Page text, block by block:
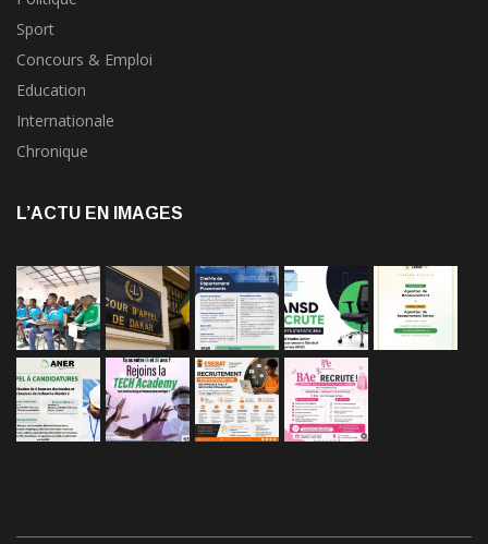
Sport
Concours & Emploi
Education
Internationale
Chronique
L’ACTU EN IMAGES